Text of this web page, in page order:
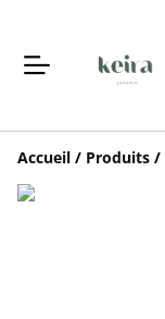
Accueil / Produits /